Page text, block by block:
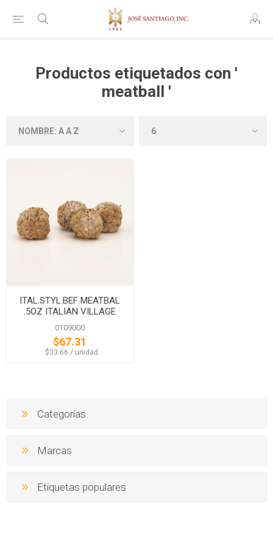
Productos etiquetados con '
meatball '
ITAL.STYL.BEF MEATBAL
.5OZ ITALIAN VILLAGE
0109000
$67.31
‏‏‎ ‎‏‏‎ ‎$33.66 / unidad
Categorías
Marcas
Etiquetas populares